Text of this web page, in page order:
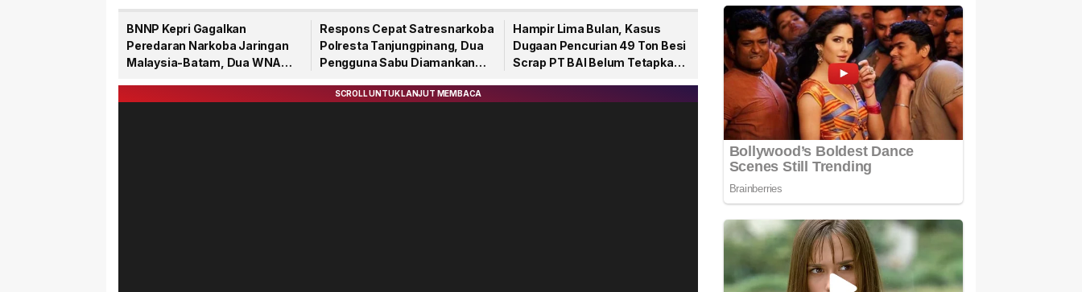
BNNP Kepri Gagalkan
Peredaran Narkoba Jaringan
Malaysia-Batam, Dua WNA
Respons Cepat Satresnarkoba
Polresta Tanjungpinang, Dua
Pengguna Sabu Diamankan
110
Hampir Lima Bulan, Kasus
Dugaan Pencurian 49 Ton Besi
Scrap PT BAI Belum Tetapkan